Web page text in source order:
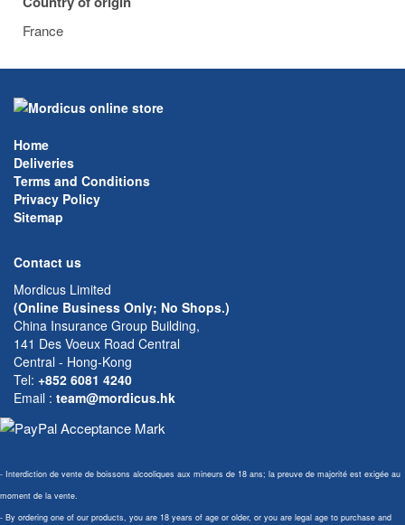
France
Home
Deliveries
Terms and Conditions
Privacy Policy
Sitemap
Contact us
Mordicus Limited
(Online Business Only; No Shops.)
China Insurance Group Building,
141 Des Voeux Road Central
Central - Hong-Kong
Tel: +852 6081 4240
Email : team@mordicus.hk
- Interdiction de vente de boissons alcooliques aux mineurs de 18 ans; la preuve de majorité est exigée au
moment de la vente.
- By ordering one of our products, you are 18 years of age or older, or you are legal age to purchase and